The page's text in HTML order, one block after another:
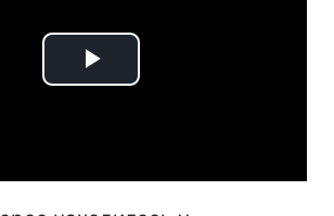
Play